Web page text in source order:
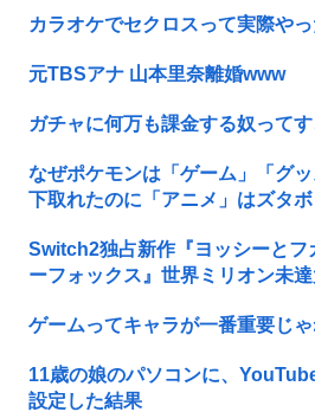
カラオケでセクロスって実際や
元TBSアナ 山本里奈離婚www
ガチャに何万も課金する奴って
なぜポケモンは「ゲーム」「グ
下取れたのに「アニメ」はズタ
Switch2独占新作『ヨッシーとフ
ーフォックス』世界ミリオン未達
ゲームってキャラが一番重要じゃ
11歳の娘のパソコンに、
設定した結果